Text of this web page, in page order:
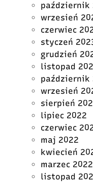
październik
wrzesień
czerwiec
styczeń
grudzień
listopad
październik
wrzesień
sierpień
lipiec 2022
czerwiec
maj 2022
kwiecień
marzec 2022
listopad